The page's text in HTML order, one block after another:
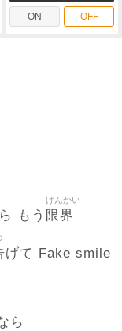
ON OFF
もう 限界
げんかい
げて Fake smile
ら